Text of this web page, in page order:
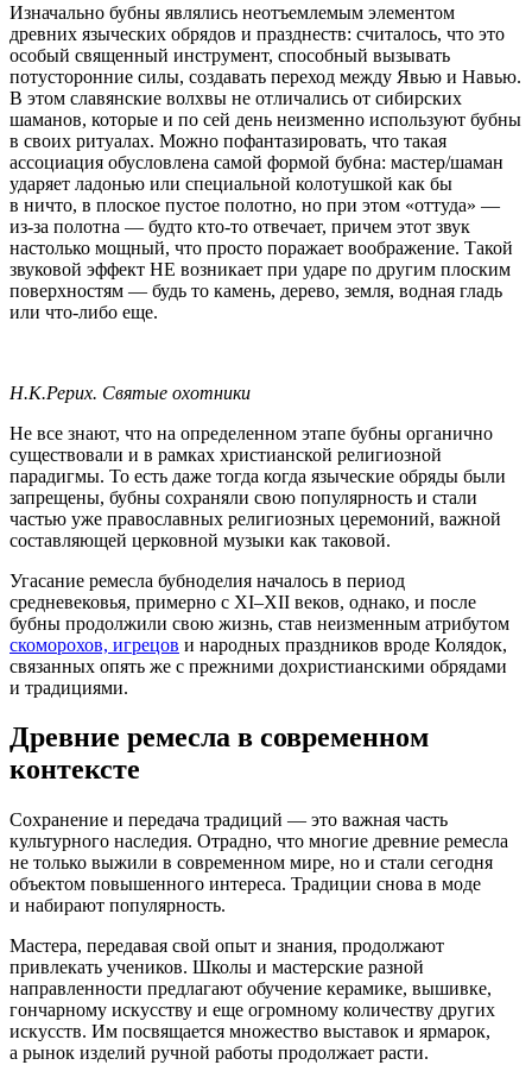
Изначально бубны являлись неотъемлемым элементом
древних языческих обрядов и празднеств: считалось, что это
особый священный инструмент, способный вызывать
потусторонние силы, создавать переход между Явью и Навью.
В этом славянские волхвы не отличались от сибирских
шаманов, которые и по сей день неизменно используют бубны
в своих ритуалах. Можно пофантазировать, что такая
ассоциация обусловлена самой формой бубна: мастер/шаман
ударяет ладонью или специальной колотушкой как бы
в ничто, в плоское пустое полотно, но при этом «оттуда» —
из-за полотна — будто кто-то отвечает, причем этот звук
настолько мощный, что просто поражает воображение. Такой
звуковой эффект НЕ возникает при ударе по другим плоским
поверхностям — будь то камень, дерево, земля, водная гладь
или что-либо еще.
Н.К.Рерих. Святые охотники
Не все знают, что на определенном этапе бубны органично
существовали и в рамках христианской религиозной
парадигмы. То есть даже тогда когда языческие обряды были
запрещены, бубны сохраняли свою популярность и стали
частью уже православных религиозных церемоний, важной
составляющей церковной музыки как таковой.
Угасание ремесла бубноделия началось в период
средневековья, примерно с XI–XII веков, однако, и после
бубны продолжили свою жизнь, став неизменным атрибутом
скоморохов, игрецов и народных праздников вроде Колядок,
связанных опять же с прежними дохристианскими обрядами
и традициями.
Древние ремесла в современном
контексте
Сохранение и передача традиций — это важная часть
культурного наследия. Отрадно, что многие древние ремесла
не только выжили в современном мире, но и стали сегодня
объектом повышенного интереса. Традиции снова в моде
и набирают популярность.
Мастера, передавая свой опыт и знания, продолжают
привлекать учеников. Школы и мастерские разной
направленности предлагают обучение керамике, вышивке,
гончарному искусству и еще огромному количеству других
искусств. Им посвящается множество выставок и ярмарок,
а рынок изделий ручной работы продолжает расти.